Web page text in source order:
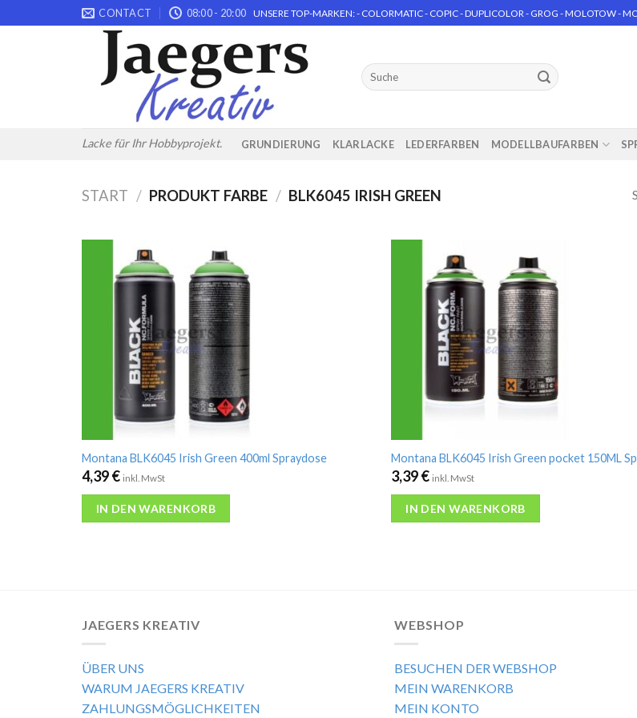
to
CONTACT 08:00 - 20:00 UNSERE TOP-MARKEN: - COLORMATIC - COPIC - DUPLICOLOR - GROG - MOLOTOW -
Lacke für Ihr Hobbyprojekt.
Suchen
nach:
GRUNDIERUNG KLARLACKE LEDERFARBEN MODELLBAUFARBEN
START / PRODUKT FARBE / BLK6045 IRISH GREEN
Montana BLK6045 Irish Green 400ml Spraydose
4,39€ inkl. MwSt
IN DEN WARENKORB
Montana BLK6045 Irish Green pocket 150ML
3,39€ inkl. MwSt
IN DEN WARENKORB
JAEGERS KREATIV
ÜBER UNS
WARUM JAEGERS KREATIV
ZAHLUNGSMÖGLICHKEITEN
WEBSHOP
BESUCHEN DER WEBSHOP
MEIN WARENKORB
MEIN KONTO